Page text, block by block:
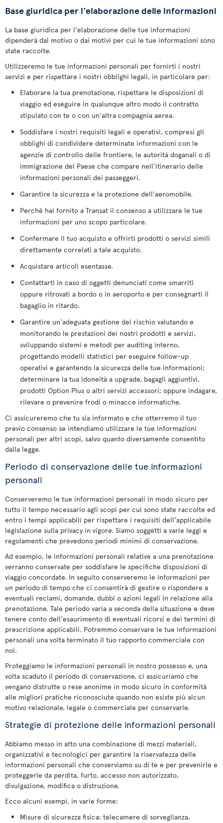
Base giuridica per l'elaborazione delle informazioni
La base giuridica per l'elaborazione delle tue informazioni
dipenderà dal motivo o dai motivi per cui le tue informazioni sono
state raccolte.
Utilizzeremo le tue informazioni personali per fornirti i nostri
servizi e per rispettare i nostri obblighi legali, in particolare per:
Elaborare la tua prenotazione, rispettare le disposizioni di
viaggio ed eseguire in qualunque altro modo il contratto
stipulato con te o con un'altra compagnia aerea.
Soddisfare i nostri requisiti legali e operativi, compresi gli
obblighi di condividere determinate informazioni con le
agenzie di controllo delle frontiere, le autorità doganali o di
immigrazione del Paese che compare nell'itinerario delle
informazioni personali dei passeggeri.
Garantire la sicurezza e la protezione dell'aeromobile.
Perché hai fornito a Transat il consenso a utilizzare le tue
informazioni per uno scopo particolare.
Confermare il tuo acquisto e offrirti prodotti o servizi simili
direttamente correlati a tale acquisto.
Acquistare articoli esentasse.
Contattarti in caso di oggetti denunciati come smarriti
oppure ritrovati a bordo o in aeroporto e per consegnarti il
bagaglio in ritardo.
Garantire un'adeguata gestione del rischio valutando e
monitorando le prestazioni dei nostri prodotti e servizi,
sviluppando sistemi e metodi per auditing interno,
progettando modelli statistici per eseguire follow-up
operativi e garantendo la sicurezza delle tue informazioni;
determinare la tua idoneità a upgrade, bagagli aggiuntivi,
prodotti Option Plus o altri servizi accessori; oppure indagare,
rilevare o prevenire frodi o minacce informatiche.
Ci assicureremo che tu sia informato e che otterremo il tuo
previo consenso se intendiamo utilizzare le tue informazioni
personali per altri scopi, salvo quanto diversamente consentito
dalla legge.
Periodo di conservazione delle tue informazioni
personali
Conserveremo le tue informazioni personali in modo sicuro per
tutto il tempo necessario agli scopi per cui sono state raccolte ed
entro i tempi applicabili per rispettare i requisiti dell'applicabile
legislazione sulla privacy in vigore. Siamo soggetti a varie leggi e
regolamenti che prevedono periodi minimi di conservazione.
Ad esempio, le informazioni personali relative a una prenotazione
verranno conservate per soddisfare le specifiche disposizioni di
viaggio concordate. In seguito conserveremo le informazioni per
un periodo di tempo che ci consentirà di gestire o rispondere a
eventuali reclami, domande, dubbi o azioni legali in relazione alla
prenotazione. Tale periodo varia a seconda della situazione e deve
tenere conto dell'esaurimento di eventuali ricorsi e dei termini di
prescrizione applicabili. Potremmo conservare le tue informazioni
personali una volta terminato il tuo rapporto commerciale con
noi.
Proteggiamo le informazioni personali in nostro possesso e, una
volta scaduto il periodo di conservazione, ci assicuriamo che
vengano distrutte o rese anonime in modo sicuro in conformità
alle migliori pratiche riconosciute quando non esiste più alcun
motivo relazionale, legale o commerciale per conservarle.
Strategie di protezione delle informazioni personali
Abbiamo messo in atto una combinazione di mezzi materiali,
organizzativi e tecnologici per garantire la riservatezza delle
informazioni personali che conserviamo su di te e per prevenirle e
proteggerle da perdita, furto, accesso non autorizzato,
divulgazione, modifica o distruzione.
Ecco alcuni esempi, in varie forme:
Misure di sicurezza fisica: telecamere di sorveglianza,